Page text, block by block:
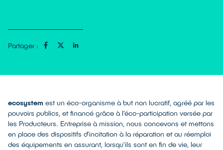
Partager :
ecosystem est un éco-organisme à but non lucratif, agréé par les
pouvoirs publics, et financé grâce à l’éco-participation versée par
les Producteurs. Entreprise à mission, nous concevons et mettons
en place des dispositifs d’incitation à la réparation et au réemploi
des équipements en assurant, lorsqu’ils sont en fin de vie, leur